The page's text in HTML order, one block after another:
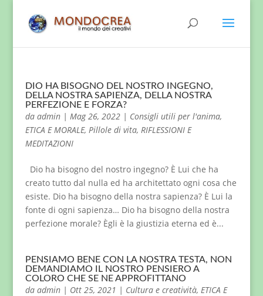
DIO HA BISOGNO DEL NOSTRO INGEGNO,
DELLA NOSTRA SAPIENZA, DELLA NOSTRA
PERFEZIONE E FORZA?
da admin| Mag 26, 2022| Consigli utili per l'anima,
ETICA E MORALE, Pillole di vita, RIFLESSIONI E
MEDITAZIONI
Dio ha bisogno del nostro ingegno? È Lui che ha
creato tutto dal nulla ed ha architettato ogni cosa che
esiste. Dio ha bisogno della nostra sapienza? È Lui la
fonte di ogni sapienza… Dio ha bisogno della nostra
perfezione morale? Ègli è la giustizia eterna ed è...
PENSIAMO BENE CON LA NOSTRA TESTA, NON
DEMANDIAMO IL NOSTRO PENSIERO A
COLORO CHE SE NE APPROFITTANO
da admin| Ott 25, 2021 | Cultura e creatività, ETICA E